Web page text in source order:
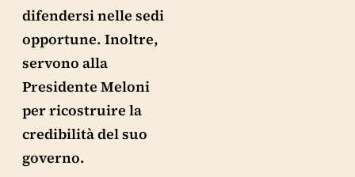
difendersi nelle sedi
opportune. Inoltre,
servono alla
Presidente Meloni
per ricostruire la
credibilità del suo
governo.